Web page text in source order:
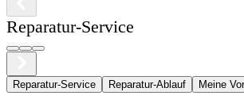
Reparatur-Service
Reparatur-Service Reparatur-Ablauf Meine